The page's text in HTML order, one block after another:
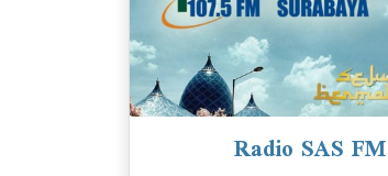
Radio SAS FM